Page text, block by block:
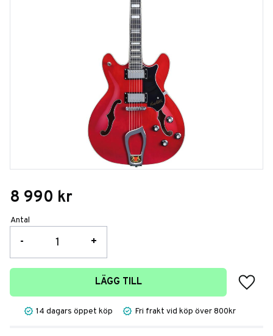
8 990 kr
Antal
+
-
LÄGG TILL
Lägg
14 dagars öppet köp Fri frakt vid köp över 800kr